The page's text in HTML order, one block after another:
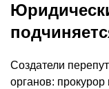
Создатели
органов: